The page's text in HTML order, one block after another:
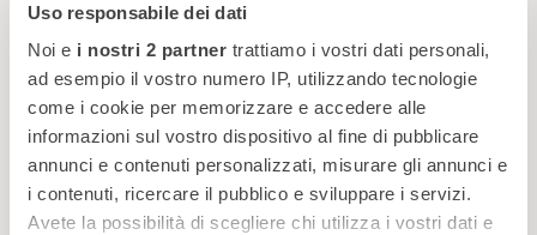
Uso responsabile dei dati
Noi e i nostri 2 partner trattiamo i vostri dati personali,
ad esempio il vostro numero IP, utilizzando tecnologie
come i cookie per memorizzare e accedere alle
informazioni sul vostro dispositivo al fine di pubblicare
annunci e contenuti personalizzati, misurare gli annunci e
i contenuti, ricercare il pubblico e sviluppare i servizi.
Avete la possibilità di scegliere chi utilizza i vostri dati e
Prenota ora
MIGLIOR TARIFFA GARANTITA
PRENOTA